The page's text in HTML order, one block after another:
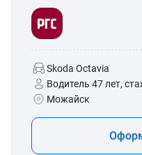
Skoda Octavia
Водитель 47 лет,
Можайск